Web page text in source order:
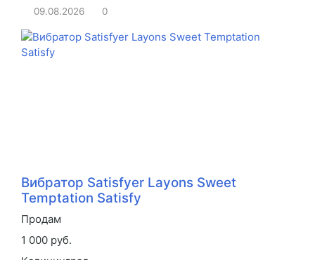
09.08.2026 0
Вибратор Satisfyer Layons Sweet
Temptation Satisfy
Продам
1 000 руб.